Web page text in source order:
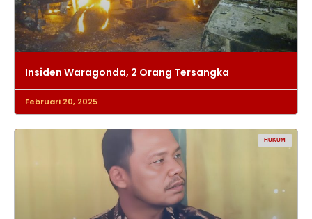
Insiden Waragonda, 2 Orang Tersangka
Februari 20, 2025
HUKUM